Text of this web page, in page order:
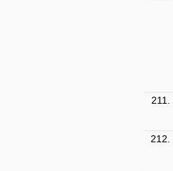
211.
212.